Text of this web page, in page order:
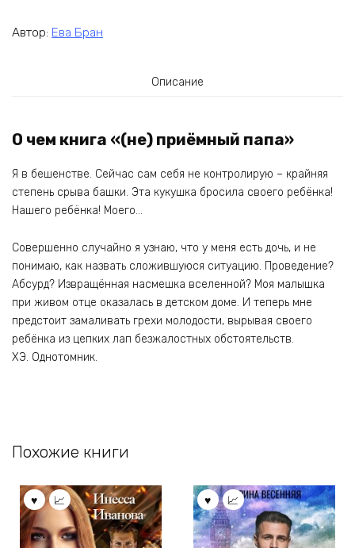
Автор: Ева Бран
Описание
О чем книга «(не) приёмный папа»
Я в бешенстве. Сейчас сам себя не контролирую – крайняя
степень срыва башки. Эта кукушка бросила своего ребёнка!
Нашего ребёнка! Моего…
Совершенно случайно я узнаю, что у меня есть дочь, и не
понимаю, как назвать сложившуюся ситуацию. Проведение?
Абсурд? Извращённая насмешка вселенной? Моя малышка
при живом отце оказалась в детском доме. И теперь мне
предстоит замаливать грехи молодости, вырывая своего
ребёнка из цепких лап безжалостных обстоятельств.
ХЭ. Однотомник.
Похожие книги